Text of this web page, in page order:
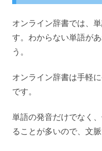
オンライン辞書では、
す。わからない単語が
う。
オンライン辞書は手軽
です。
単語の発音だけでなく
ることが多いので、文